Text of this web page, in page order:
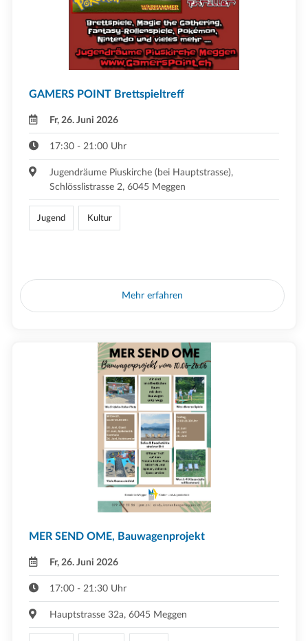
GAMERS POINT Brettspieltreff
Fr, 26. Juni 2026
17:30 - 21:00 Uhr
Jugendräume Piuskirche (bei Hauptstrasse),
Schlösslistrasse 2, 6045 Meggen
Jugend Kultur
Mehr erfahren
MER SEND OME, Bauwagenprojekt
Fr, 26. Juni 2026
17:00 - 21:30 Uhr
Hauptstrasse 32a, 6045 Meggen